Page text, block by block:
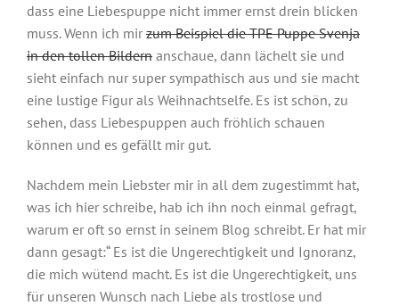
dass eine Liebespuppe nicht immer ernst drein blicken
muss. Wenn ich mir zum Beispiel die TPE Puppe Svenja
in den tollen Bildern anschaue, dann lächelt sie und
sieht einfach nur super sympathisch aus und sie macht
eine lustige Figur als Weihnachtselfe. Es ist schön, zu
sehen, dass Liebespuppen auch fröhlich schauen
können und es gefällt mir gut.
Nachdem mein Liebster mir in all dem zugestimmt hat,
was ich hier schreibe, hab ich ihn noch einmal gefragt,
warum er oft so ernst in seinem Blog schreibt. Er hat mir
dann gesagt:“ Es ist die Ungerechtigkeit und Ignoranz,
die mich wütend macht. Es ist die Ungerechtigkeit, uns
für unseren Wunsch nach Liebe als trostlose und